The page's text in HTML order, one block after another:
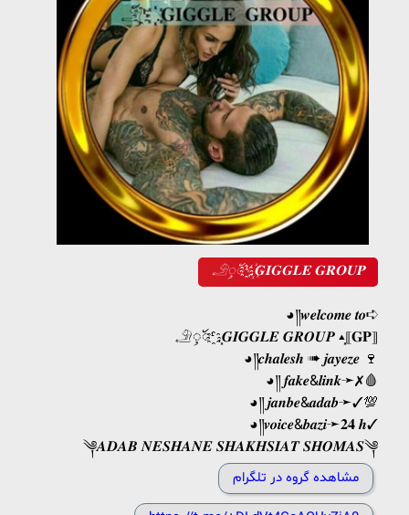
𓄂ꪴꪰᡃ҈‌ .꙰𝐆𝐈𝐆𝐆𝐋𝐄 𝐆𝐑𝐎𝐔𝐏
◕༎𝒘𝒆𝒍𝒄𝒐𝒎𝒆 𝒕𝒐➪
𓄂ꪴꪰᡃ҈‌ .⸼𝑮𝑰𝑮𝑮𝑳𝑬 𝑮𝑹𝑶𝑼𝑷 ‌▴⸼⟦𝐆𝐏⟧
◕༎𝒄𝒉𝒂𝒍𝒆𝒔𝒉 ➠ 𝒋𝒂𝒚𝒆𝒛𝒆 🍷
◕༎ 𝒇𝒂𝒌𝒆&𝒍𝒊𝒏𝒌➛✗🩸
◕༎ 𝒋𝒂𝒏𝒃𝒆&𝒂𝒅𝒂𝒃➛✓💯
◕༎𝒗𝒐𝒊𝒄𝒆&𝒃𝒂𝒛𝒊➛𝟐𝟒 𝒉✓
༆𝑨𝑫𝑨𝑩 𝑵𝑬𝑺𝑯𝑨𝑵𝑬 𝑺𝑯𝑨𝑲𝑯𝑺𝑰𝑨𝑻 𝑺𝑯𝑶𝑴𝑨𝑺༆
مشاهده گروه در تلگرام